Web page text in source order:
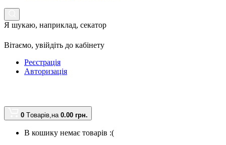
Я шукаю, наприклад, секатор
Вітаємо, увійдіть до кабінету
Реєстрація
Авторизація
0 Tоварів,на 0.00 грн.
В кошику немає товарів :(